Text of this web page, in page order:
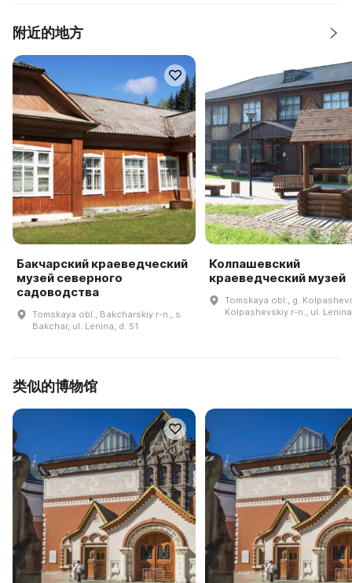
附近的地方
Бакчарский краеведческий
музей северного
садоводства
Tomskaya obl., Bakcharskiy r-n., s.
Bakchar, ul. Lenina, d. 51
Колпашевский
краеведческий музей
Tomskaya obl., g.
Kolpashevskiy r-n., ul.
类似的博物馆